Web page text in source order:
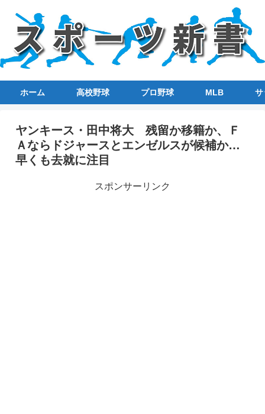
ホーム 高校野球 プロ野球 MLB サ
ヤンキース・田中将大 残留か移籍か、Ｆ
Ａならドジャースとエンゼルスが候補か…
早くも去就に注目
スポンサーリンク